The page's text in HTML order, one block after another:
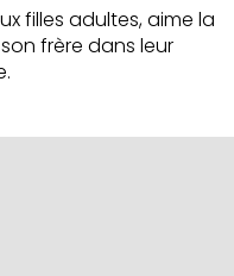
filles adultes, aime la
frère dans leur